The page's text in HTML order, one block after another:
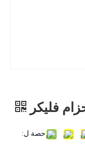
فليكر
حصة ل: